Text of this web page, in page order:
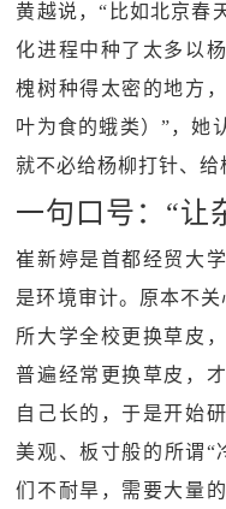
黄越说，“比如北京春
化进程中种了太多以
槐树种得太密的地方
叶为食的蛾类）”，她
就不必给杨柳打针、给
一句口号：“让
崔新婷是首都经贸大
是环境审计。原本不
所大学全校更换草皮
普遍经常更换草皮，
自己长的，于是开始
美观、板寸般的所谓“
们不耐旱，需要大量